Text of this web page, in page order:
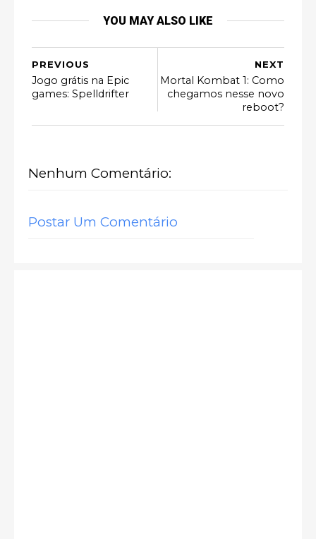
YOU MAY ALSO LIKE
NEXT
Mortal Kombat 1: Como
chegamos nesse novo
reboot?
PREVIOUS
Jogo grátis na Epic
games: Spelldrifter
Nenhum Comentário:
Postar Um Comentário